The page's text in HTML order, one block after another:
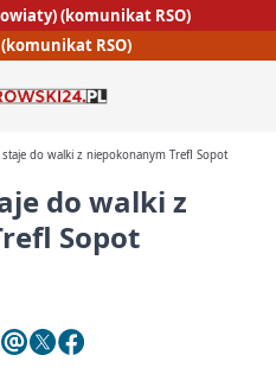
(komunikat RSO)
RSO)
staje do walki z niepokonanym Trefl Sopot
do walki z
Sopot